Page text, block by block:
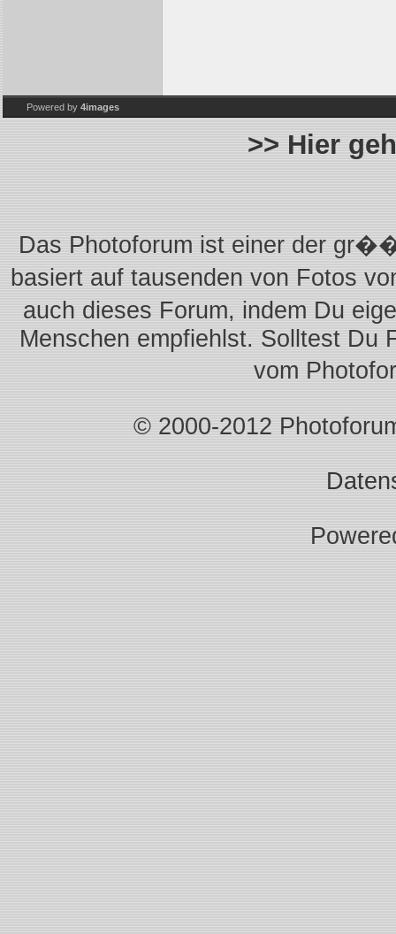
Powered by 4images
>> Hier
Das Photoforum ist einer der
basiert auf tausenden von Fotos
auch dieses Forum, indem Du
Menschen empfiehlst. Solltest Du
vom
© 2000-2012